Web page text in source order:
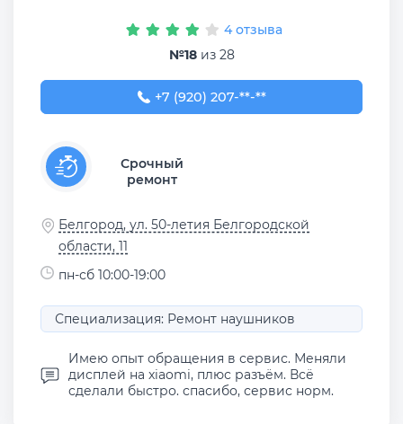
4 отзыва
№18из 28
+7 (920) 207-37-77
+7 (920) 207-**-**
Срочный
ремонт
Белгород, ул. 50-летия Белгородской
области, 11
пн-сб 10:00-19:00
Специализация: Ремонт наушников
Имею опыт обращения в сервис. Меняли
дисплей на xiaomi, плюс разъём. Всё
сделали быстро. спасибо, сервис норм.